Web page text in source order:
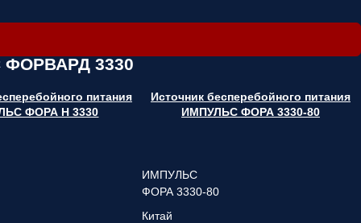
ФОРВАРД 3330
питания
ФОРА Н 3330
Источник бесперебойного питания
ИМПУЛЬС ФОРА 3330-80
ИМПУЛЬС
ФОРА 3330-80
Китай